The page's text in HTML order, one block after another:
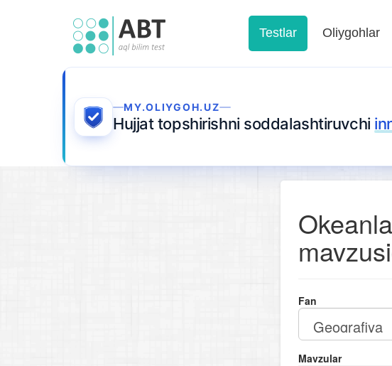
Testlar Oliygohlar
MY.OLIYGOH.UZ
Hujjat topshirishni soddalashtiruvchi
Fan
Mavzular